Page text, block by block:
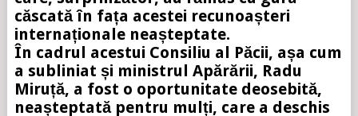
căscată în fața acestei recunoașteri
internaționale neașteptate.
În cadrul acestui Consiliu al Păcii, așa cum
a subliniat și ministrul Apărării, Radu
Miruță, a fost o oportunitate deosebită,
neașteptată pentru mulți, care a deschis